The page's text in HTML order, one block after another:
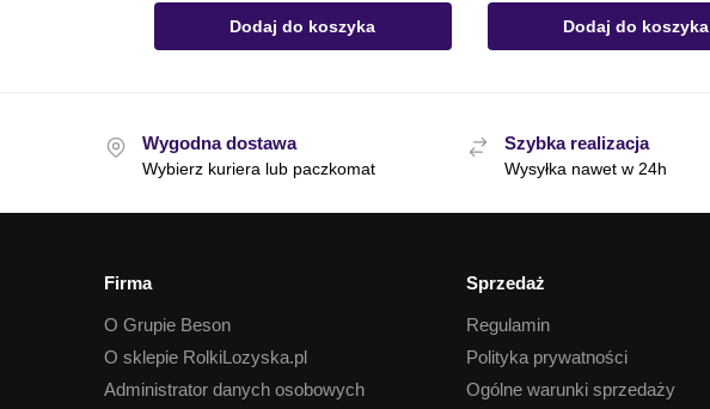
Dodaj do koszyka Dodaj do koszyka
Wygodna dostawa
Wybierz kuriera lub paczkomat
Szybka realizacja
Wysyłka nawet w 24h
Firma
O Grupie Beson
O sklepie RolkiLozyska.pl
Administrator danych osobowych
Sprzedaż
Regulamin
Polityka prywatności
Ogólne warunki sprzedaży